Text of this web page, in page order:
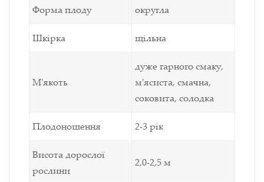
Форма плоду округла
Шкірка щільна
М'якоть
дуже гарного смаку,
м'ясиста, смачна,
соковита, солодка
Плодоношення 2-3 рік
Висота дорослої
рослини
2,0-2,5м